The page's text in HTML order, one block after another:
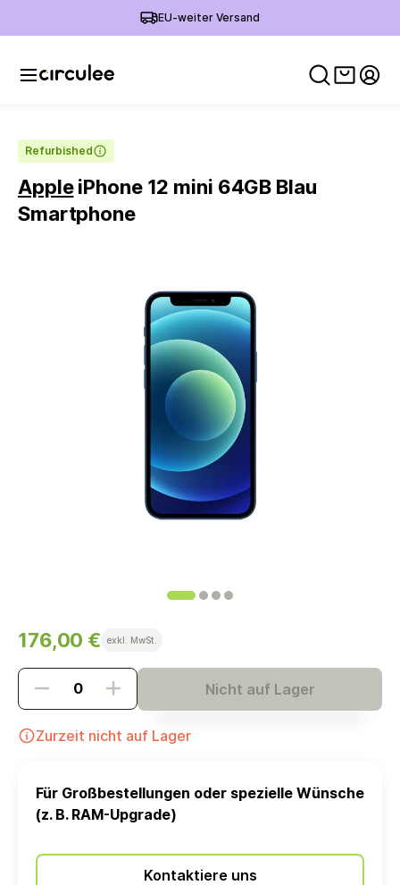
EU-weiter Versand
Refurbished
AppleiPhone 12 mini 64GB Blau
Smartphone
176,00 € exkl. MwSt.
Nicht auf Lager
Zurzeit nicht auf Lager
Für Großbestellungen oder spezielle Wünsche
(z. B. RAM-Upgrade)
Kontaktiere uns